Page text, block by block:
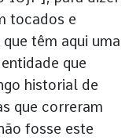
tocados e
têm aqui uma
que
historial de
que correram
fosse este